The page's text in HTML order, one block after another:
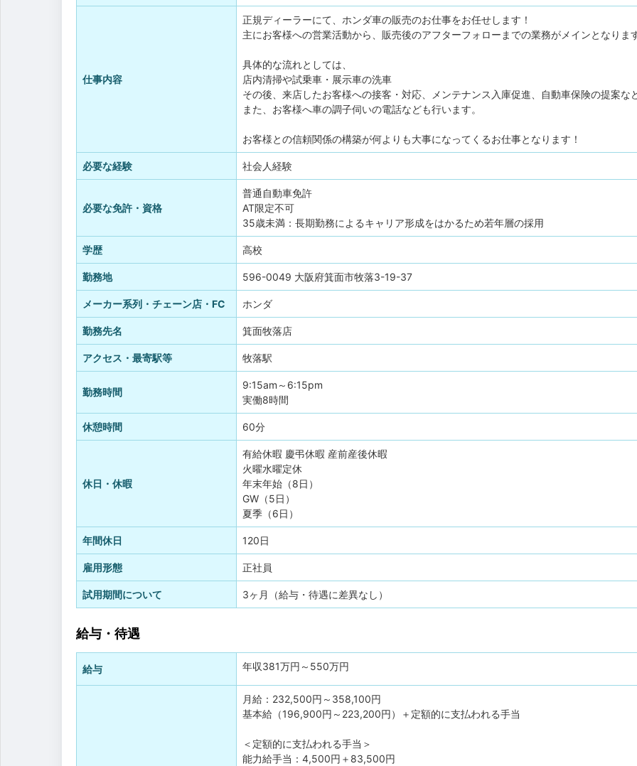
仕事内容
正規ディーラーにて、ホンダ車の販売のお仕事をお任せします！
主にお客様への営業活動から、販売後のアフターフォローまでの業務がメインとなりま
具体的な流れとしては、
店内清掃や試乗車・展示車の洗車
その後、来店したお客様への接客・対応、メンテナンス入庫促進、自動車保険の提案な
また、お客様へ車の調子伺いの電話なども行います。
お客様との信頼関係の構築が何よりも大事になってくるお仕事となります！
必要な経験 社会人経験
必要な免許・資格
普通自動車免許
AT限定不可
35歳未満：長期勤務によるキャリア形成をはかるため若年層の採用
学歴 高校
勤務地 596-0049 大阪府箕面市牧落3-19-37
メーカー系列・チェーン店・FC ホンダ
勤務先名 箕面牧落店
アクセス・最寄駅等 牧落駅
勤務時間
9:15am～6:15pm
実働8時間
休憩時間 60分
休日・休暇
有給休暇 慶弔休暇 産前産後休暇
火曜水曜定休
年末年始（8日）
GW（5日）
夏季（6日）
年間休日 120日
雇用形態 正社員
試用期間について 3ヶ月（給与・待遇に差異なし）
給与・待遇
給与 年収381万円 ～ 550万円
月給：232,500円～358,100円
基本給（196,900円～223,200円）＋定額的に支払われる手当
＜定額的に支払われる手当＞
能力給手当：4,500円＋83,500円